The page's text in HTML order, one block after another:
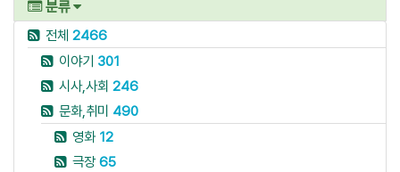
분류
전체 2466
이야기 301
시사,사회 246
문화,취미 490
영화 12
극장65